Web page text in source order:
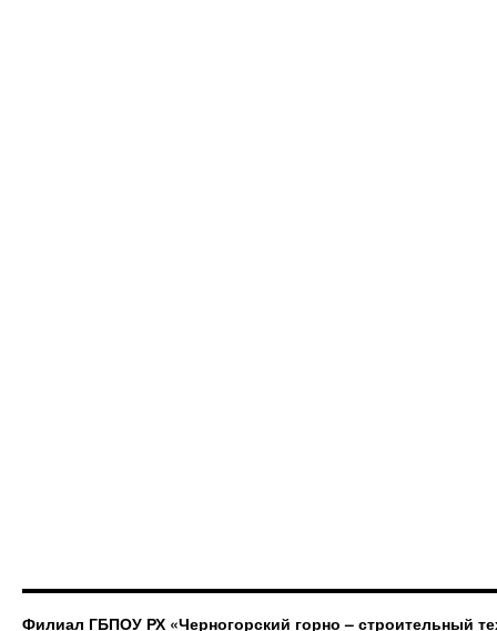
Филиал ГБПОУ РХ «Черногорский горно – строительный